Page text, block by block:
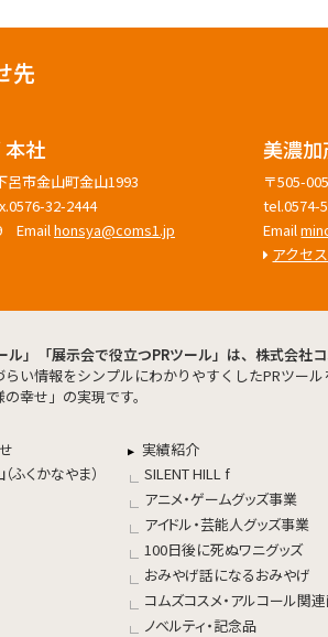
先
本社
市金山町金山1993
32-2444
Emailhonsya@coms1.jp
美濃
〒505-
tel.0574-
Email
アクセ
い情報をシンプルにわかりやすくしたPRツー
幸せ」の実現です。
ふくかなやま）
実績紹介
SILENT HILL f
アニメ・ゲームグッズ事業
アイドル・芸能人グッズ事業
100日後に死ぬワニグッズ
おみやげ話になるおみやげ
コムズコスメ・アルコール関
ノベルティ・記念品